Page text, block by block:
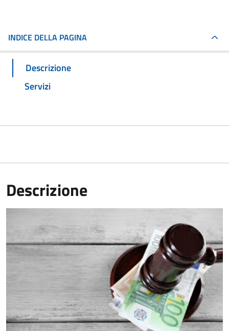
INDICE DELLA PAGINA
Descrizione
Servizi
Descrizione